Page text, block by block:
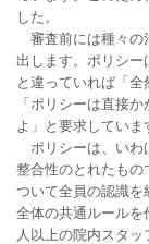
した。
審査前には種々の
出します。ポリシー
と違っていれば「
「ポリシーは直接
よ」と要求していま
ポリシーは、いわ
整合性のとれたもの
ついて全員の認識を
全体の共通ルールを
人以上の院内スタ